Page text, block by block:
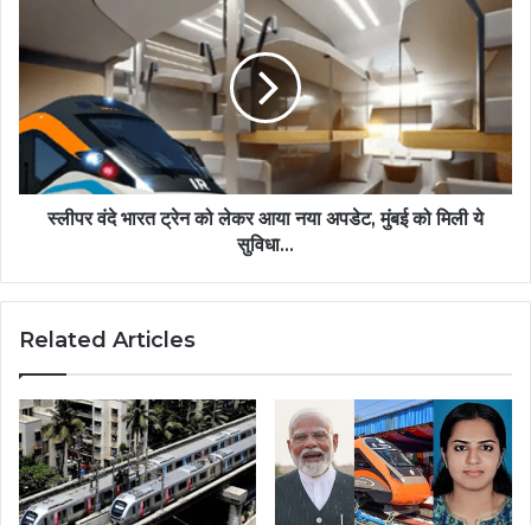
स्लीपर वंदे भारत ट्रेन को लेकर आया नया अपडेट, मुंबई को मिली ये
सुविधा...
Related Articles